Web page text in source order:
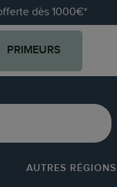
dès 1000€*
PRIMEURS
AUTRES RÉGIONS